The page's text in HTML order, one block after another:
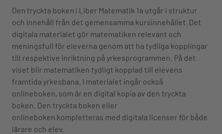
Den tryckta boken i Liber Matematik 1a utgår i struktur
och innehåll från det gemensamma kursinnehållet. Det
digitala materialet gör matematiken relevant och
meningsfull för eleverna genom att ha tydliga kopplingar
till respektive inriktning på yrkesprogrammen. På det
viset blir matematiken tydligt kopplad till elevens
framtida yrkesbana. I materialet ingår också
onlineboken, som är en digital kopia av den tryckta
boken. Den tryckta boken eller
onlineboken kompletteras med digitala licenser för både
lärare och elev.